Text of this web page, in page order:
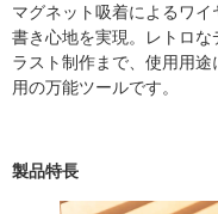
マグネット吸着によるワ
書き心地を実現。レトロ
ラスト制作まで、使用用
用の万能ツールです。
製品特長